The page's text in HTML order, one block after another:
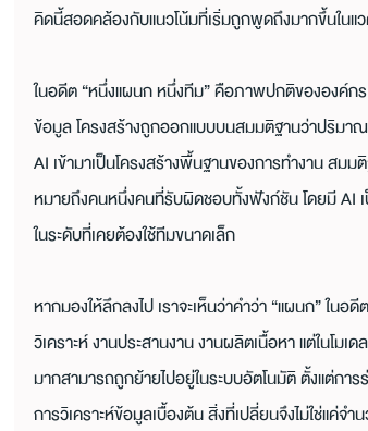
คิดนี้สอดคล้องกับแนวโน้มที่เริ่มถูกพูดถึงมากขึ้นใน
ในอดีต “หนึ่งแผนก หนึ่งทีม” คือภาพปกติขององค์ก
ข้อมูล โครงสร้างถูกออกแบบบนสมมติฐานว่าปริมา
AI เข้ามาเป็นโครงสร้างพื้นฐานของการทำงาน ส
หมายถึงคนหนึ่งคนที่รับผิดชอบทั้งฟังก์ชัน โดยมี AI
ในระดับที่เคยต้องใช้ทีมขนาดเล็ก
หากมองให้ลึกลงไป เราจะเห็นว่าคำว่า “แผนก” ใน
วิเคราะห์ งานประสานงาน งานผลิตเนื้อหา แต่ในโม
มากสามารถถูกย้ายไปอยู่ในระบบอัตโนมัติ ตั้งแต่กา
การวิเคราะห์ข้อมูลเบื้องต้น สิ่งที่เปลี่ยนจึงไม่ใช่แค่จ